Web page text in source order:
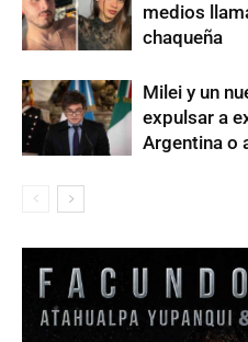
medios
chaqueña
Milei y un
expulsar a
Argentina o